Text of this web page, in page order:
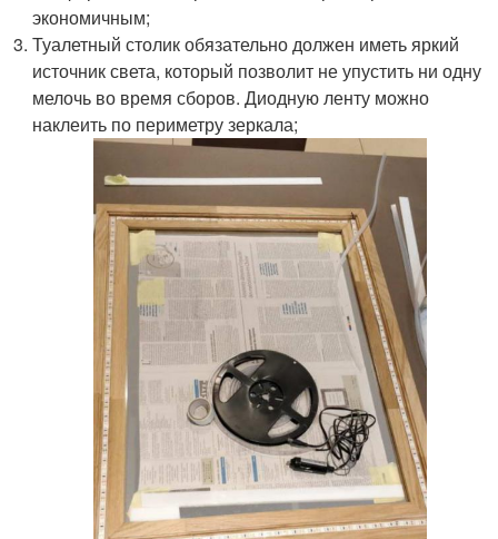
экономичным;
Туалетный столик обязательно должен иметь яркий
источник света, который позволит не упустить ни одну
мелочь во время сборов. Диодную ленту можно
наклеить по периметру зеркала;